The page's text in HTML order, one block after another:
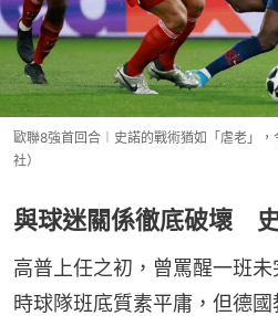
歐聯8強首回合︱史諾的戰術猶如「虐老」
社）
與球迷關係徹底破壞
高普上任之初，曾罵醒一班
時球隊班底質素平庸，但德